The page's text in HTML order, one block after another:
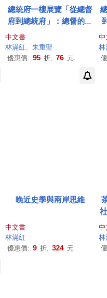
總統府一樓展覽「從總督
府到總統府」：總督的故
中文書
林滿紅 、朱重聖
優惠價: 95 折, 76 元
中
林
晚近史學與兩岸思維
中文書
林滿紅
優惠價: 9 折, 324 元
中
林